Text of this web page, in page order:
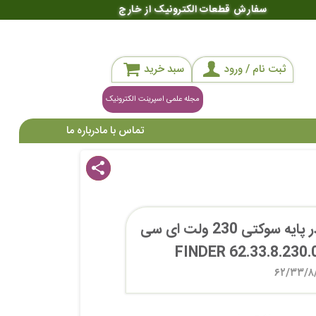
سفارش قطعات الکترونیک از خارج
مجله علمی اسپرینت الکترونیک
ثبت نام / ورود سبد خرید
تماس با مادرباره ما
share
۸/۲۳۰